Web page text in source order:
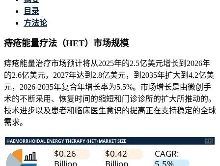
目录
方法论
痔疮能量疗法（HET）市场规模
痔疮能量治疗市场预计将从2025年的2.5亿美元增长到2026年
的2.6亿美元，2027年达到2.8亿美元，到2035年扩大到4.2亿美
元，2026-2035年复合年增长率为5.5%。市场增长是由微创手
术的不断采用、恢复时间的缩短和门诊诊所的扩大所推动的。
技术进步以及患者和临床医生意识的提高正在支持稳定的全球
需求。